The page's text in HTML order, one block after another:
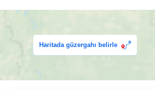
Haritada güzergahı belirle